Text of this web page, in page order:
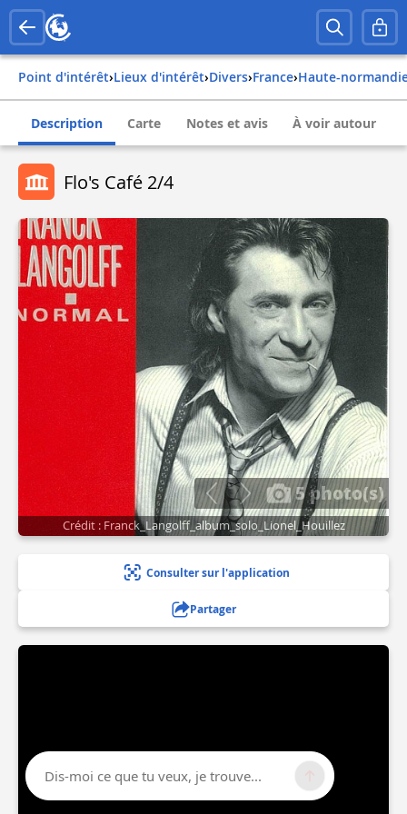
Point d'intérêt› Lieux d'intérêt› Divers› france› haute-
Description Carte Notes et avis À voir autour
Flo's Café 2/4
5 photo(s)
Crédit : Franck_Langolff_album_solo_Lionel_Houillez
Consulter sur l'application
Partager
Dis-moi ce que tu veux, je trouve...